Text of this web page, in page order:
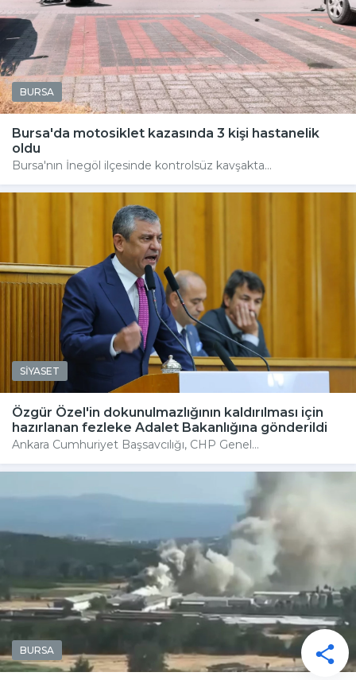
BURSA
Bursa'da motosiklet kazasında 3 kişi hastanelik
oldu
Bursa'nın İnegöl ilçesinde kontrolsüz kavşakta...
SİYASET
Özgür Özel'in dokunulmazlığının kaldırılması için
hazırlanan fezleke Adalet Bakanlığına gönderildi
Ankara Cumhuriyet Başsavcılığı, CHP Genel...
BURSA